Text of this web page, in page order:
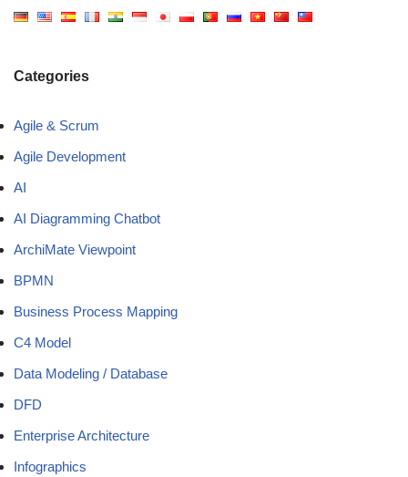
Categories
Agile & Scrum
Agile Development
AI
AI Diagramming Chatbot
ArchiMate Viewpoint
BPMN
Business Process Mapping
C4 Model
Data Modeling / Database
DFD
Enterprise Architecture
Infographics